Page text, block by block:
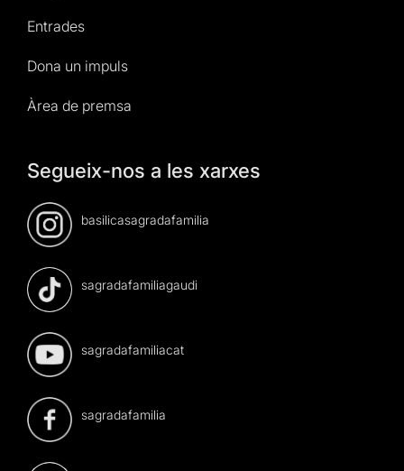
Entrades
Dona un impuls
Àrea de premsa
Segueix-nos a les xarxes
basilicasagradafamilia
sagradafamiliagaudi
sagradafamiliacat
sagradafamilia